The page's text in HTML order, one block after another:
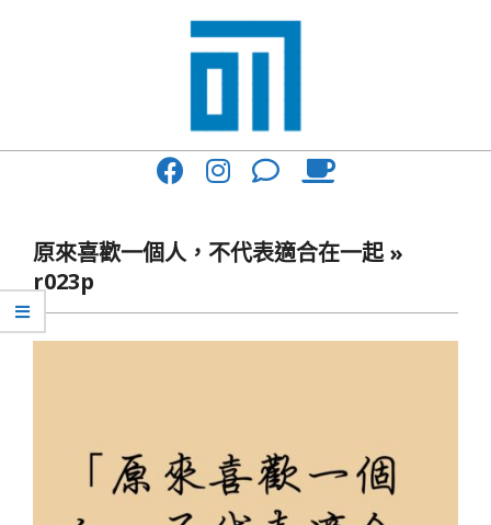
017
與
你
一
起
原來喜歡一個人，不代表適合在一起 »
r023p